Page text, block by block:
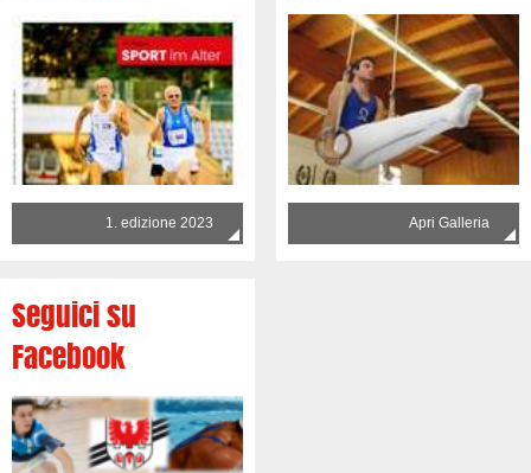
1. edizione 2023 Apri Galleria
Seguici su
Facebook